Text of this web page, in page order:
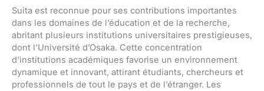
Suita est reconnue pour ses contributions importantes
dans les domaines de l’éducation et de la recherche,
abritant plusieurs institutions universitaires prestigieuses,
dont l’Université d’Osaka. Cette concentration
d’institutions académiques favorise un environnement
dynamique et innovant, attirant étudiants, chercheurs et
professionnels de tout le pays et de l’étranger. Les